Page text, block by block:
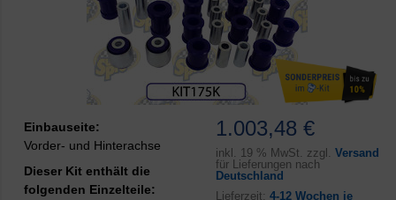
1.003,48 €
inkl. 19 % MwSt. zzgl. Versand
für Lieferungen nach
Deutschland
Lieferzeit: 4-12 Wochen je
Einbauseite:
Vorder- und Hinterachse
Dieser Kit enthält die
folgenden Einzelteile: